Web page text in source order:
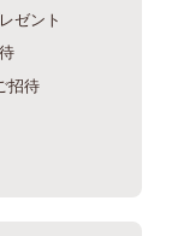
ゼント
招待